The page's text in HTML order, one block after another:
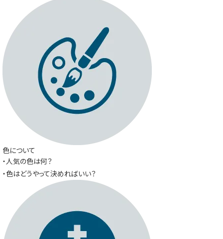
色について
・人気の色は何？
・色はどうやって決めればいい？